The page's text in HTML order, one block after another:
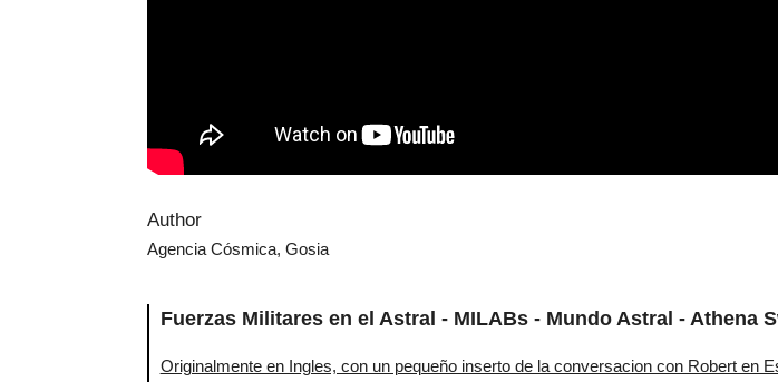
Author
Agencia Cósmica, Gosia
Fuerzas Militares en el Astral - MILABs - Mundo Astral - Athena
Originalmente en Ingles, con un pequeño inserto de la conversacion con Robert en